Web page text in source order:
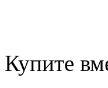
Купите